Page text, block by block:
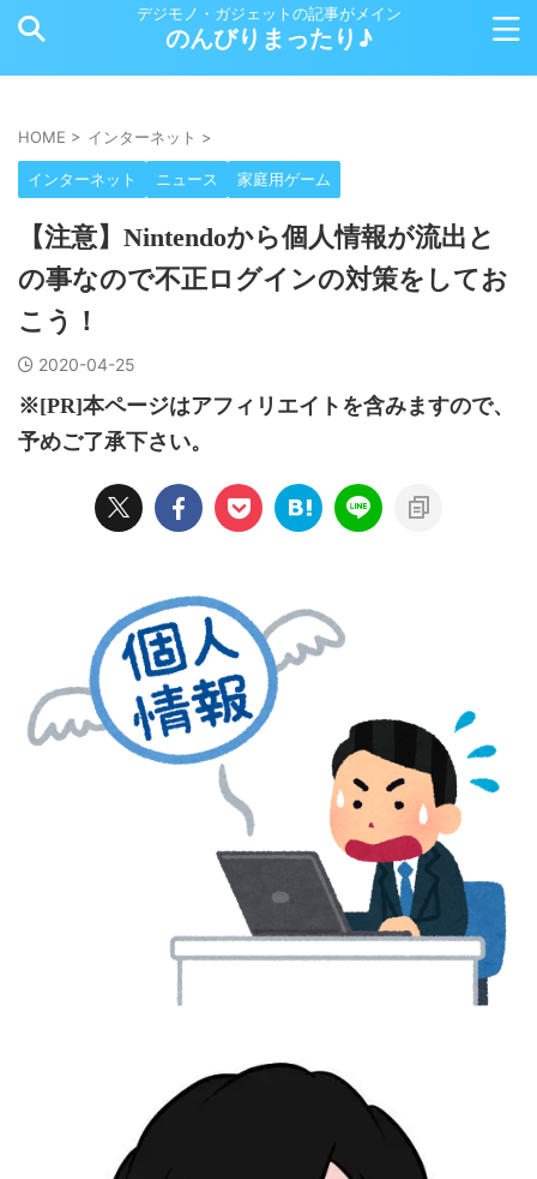
デジモノ・ガジェットの記事がメイン
のんびりまったり♪
HOME > インターネット >
インターネット ニュース 家庭用ゲーム
【注意】Nintendoから個人情報が流出と
の事なので不正ログインの対策をしてお
こう！
2020-04-25
※[PR]本ページはアフィリエイトを含みますので、
予めご了承下さい。